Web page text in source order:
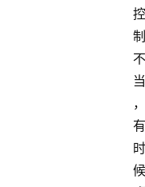
控
制
不
当
，
有
时
候